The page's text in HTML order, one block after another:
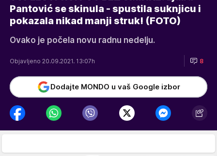
Pantović se skinula - spustila suknjicu i
pokazala nikad manji struk! (FOTO)
Ovako je počela novu radnu nedelju.
Objavljeno 20.09.2021. 13:07h 8
Dodajte MONDO u vaš Google izbor